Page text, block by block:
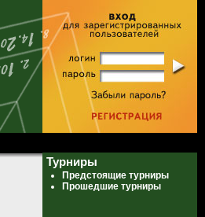
Турниры
Предстоящие турниры
Прошедшие турниры